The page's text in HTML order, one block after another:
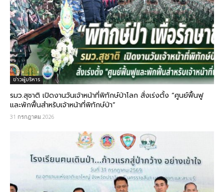
ข่าวผู้บริหาร
รมว.สุชาติ​ เปิดงานวันเจ้าหน้าที่พิทักษ์ป่าโลก​ สั่งเร่งตั้ง “ศูนย์ฟื้นฟู
และพักฟื้นสำหรับเจ้าหน้าที่พิทักษ์ป่า”
31 กรกฎาคม 2026